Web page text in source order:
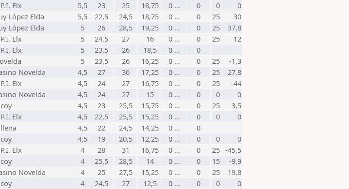
Elx 5,5 23 25 18,75 0 ... 0 0
0
López Elda 5,5 22,5 24,5 18,75 0 ... 0 25
30
López Elda 5 26 28,5 19,25 0 ... 0 25
37,8
Elx 5 24,5 27 16 0 ... 0 25
12
Elx 5 23,5 26 18,5 0 ...
0
5 23,5 26 16,25 0 ... 0 25
-1,3
Novelda 4,5 27 30 17,25 0 ... 0 25
27,8
Elx 4,5 24 27 16,75 0 ... 0 25
-44
Novelda 4,5 24 27 15 0 ... 0 0
0
4,5 23 25,5 15,75 0 ... 0 25
3,5
Elx 4,5 22,5 25,5 15,25 0 ... 0 0
0
4,5 22 24,5 14,25 0 ...
0
4,5 19 20,5 12,25 0 ... 0 0
0
Elx 4 28 31 16,75 0 ... 0 25 -45,5
4 25,5 28,5 14 0 ... 0 15
-9,9
Novelda 4 25 27,5 15,25 0 ... 0 25
19,8
4 24,5 27 12,5 0 ... 0 0
0